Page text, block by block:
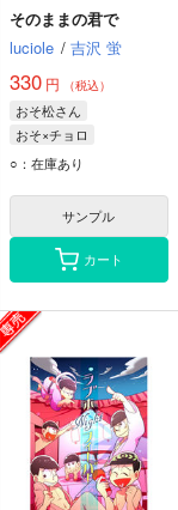
そのままの君で
luciole / 吉沢 蛍
330円 （税込）
おそ松さん
おそ×チョロ
松野チョロ松
○：在庫あり
サンプル
カート